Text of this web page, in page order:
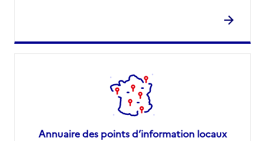
Annuaire des points d’information locaux